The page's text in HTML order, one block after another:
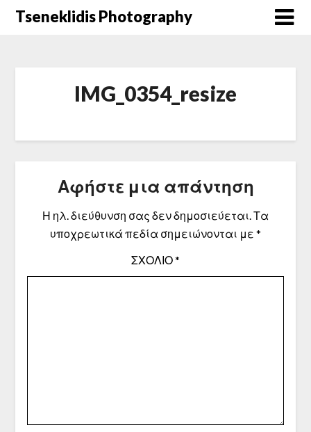
Μετάβαση
Tseneklidis Photography
IMG_0354_resize
Αφήστε μια απάντηση
Η ηλ. διεύθυνση σας δεν δημοσιεύεται.Τα
υποχρεωτικά πεδία σημειώνονται με *
ΣΧΌΛΙΟ*